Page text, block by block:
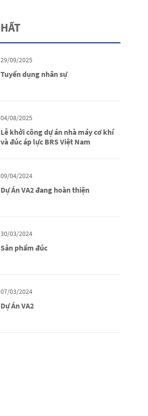
29/09/2025
Tuyển dụng nhân sự
04/08/2025
Lễ khởi công dự án nhà máy cơ khí
và đúc áp lực BRS Việt Nam
09/04/2024
Dự Án VA2 đang hoàn thiện
30/03/2024
Sản phẩm đúc
07/03/2024
Dự Án VA2